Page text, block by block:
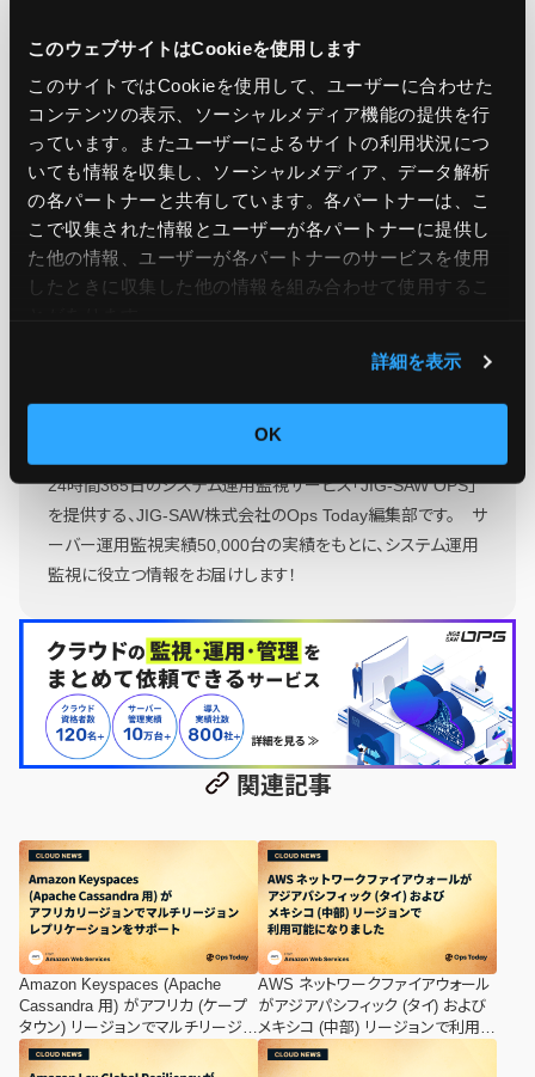
このウェブサイトはCookieを使用します
このサイトではCookieを使用して、ユーザーに合わせた
コンテンツの表示、ソーシャルメディア機能の提供を行
っています。またユーザーによるサイトの利用状況につ
いても情報を収集し、ソーシャルメディア、データ解析
の各パートナーと共有しています。各パートナーは、こ
こで収集された情報とユーザーが各パートナーに提供し
た他の情報、ユーザーが各パートナーのサービスを使用
したときに収集した他の情報を組み合わせて使用​​するこ
詳細を表示
OK
この記事をシェア
24時間365日のシステム運用監視サービス「JIG-SAW OPS」
を提供する、JIG-SAW株式会社のOps Today編集部です。 サ
ーバー運用監視実績50,000台の実績をもとに、システム運用
監視に役立つ情報をお届けします！
関連記事
Amazon Keyspaces (Apache
Cassandra 用) がアフリカ (ケープ
タウン) リージョンでマルチリージョ
ンレプリケーションをサポート
AWS ネットワークファイアウォール
がアジアパシフィック (タイ) および
メキシコ (中部) リージョンで利用可
能になりました